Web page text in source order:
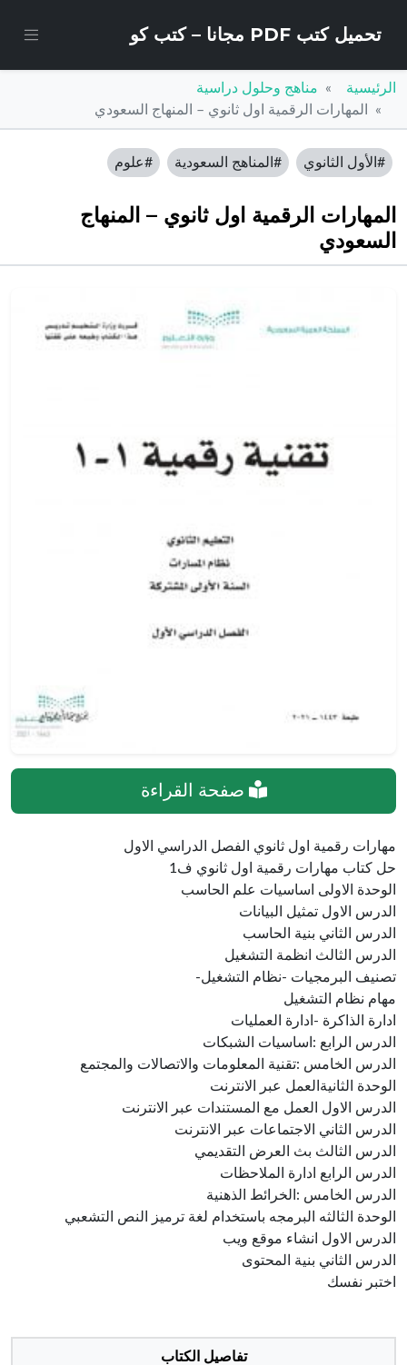
تحميل كتب PDF مجانا – كتب كو
الرئيسية
مناهج وحلول دراسية
المهارات الرقمية اول ثانوي – المنهاج السعودي
#الأول الثانوي #المناهج السعودية #علوم
المهارات الرقمية اول ثانوي – المنهاج
السعودي
صفحة القراءة
مهارات رقمية اول ثانوي الفصل الدراسي الاول
حل كتاب مهارات رقمية اول ثانوي ف1
الوحدة الاولى اساسيات علم الحاسب
الدرس الاول تمثيل البيانات
الدرس الثاني بنية الحاسب
الدرس الثالث انظمة التشغيل
تصنيف البرمجيات -نظام التشغيل-
مهام نظام التشغيل
ادارة الذاكرة -ادارة العمليات
الدرس الرابع :اساسيات الشبكات
الدرس الخامس :تقنية المعلومات والاتصالات والمجتمع
الوحدة الثانيةالعمل عبر الانترنت
الدرس الاول العمل مع المستندات عبر الانترنت
الدرس الثاني الاجتماعات عبر الانترنت
الدرس الثالث بث العرض التقديمي
الدرس الرابع ادارة الملاحظات
الدرس الخامس :الخرائط الذهنية
الوحدة الثالثه البرمجه باستخدام لغة ترميز النص التشعبي
الدرس الاول انشاء موقع ويب
الدرس الثاني بنية المحتوى
اختبر نفسك
تفاصيل الكتاب